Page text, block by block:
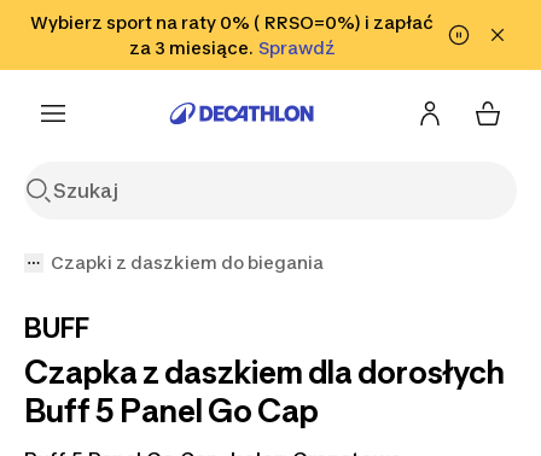
Przejdź do wyszukiwania Przejdź do treści
Przejdź
Wybierz sport na raty 0% ( RRSO=0%) i zapłać
za 3 miesiące. SprawdźSprawdź
Sprawdź
Czapki z daszkiem do biegania
BUFF
Czapka z daszkiem dla dorosłych
Buff 5 Panel Go Cap